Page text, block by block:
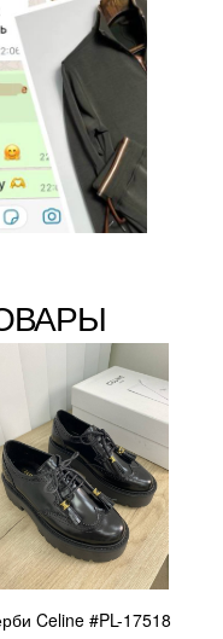
Celine #PL-17518